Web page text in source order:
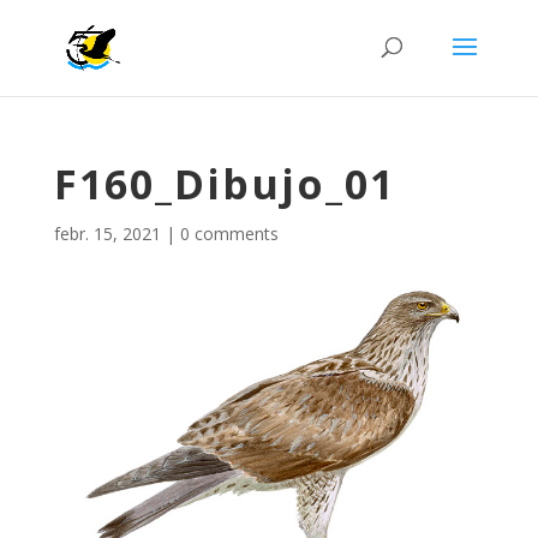
F160_Dibujo_01
febr. 15, 2021 | 0 comments